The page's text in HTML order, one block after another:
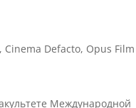
Cinema Defacto, Opus Film
Международной